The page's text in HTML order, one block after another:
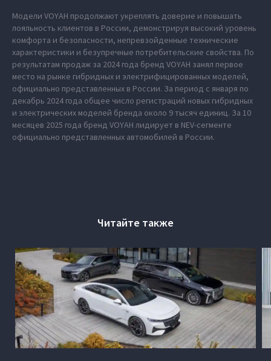
Модели VOYAH продолжают укреплять доверие и повышать
лояльность клиентов в России, демонстрируя высокий уровень
комфорта и безопасности, непревзойденные технические
характеристики и безупречные потребительские свойства. По
результатам продаж за 2024 года бренд VOYAH занял первое
место на рынке гибридных и электрифицированных моделей,
официально представленных в России. За период с января по
декабрь 2024 года общее число регистраций новых гибридных
и электрических моделей бренда около 9 тысяч единиц. За 10
месяцев 2025 года бренд VOYAH лидирует в NEV-сегменте
официально представленных автомобилей в России.
Читайте также